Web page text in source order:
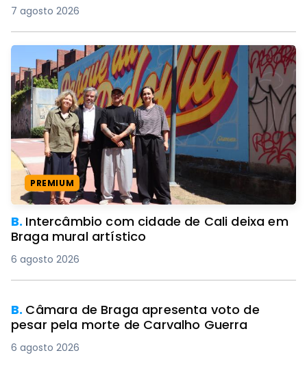
7 agosto 2026
PREMIUM
B. Intercâmbio com cidade de Cali deixa em
Braga mural artístico
6 agosto 2026
B. Câmara de Braga apresenta voto de
pesar pela morte de Carvalho Guerra
6 agosto 2026